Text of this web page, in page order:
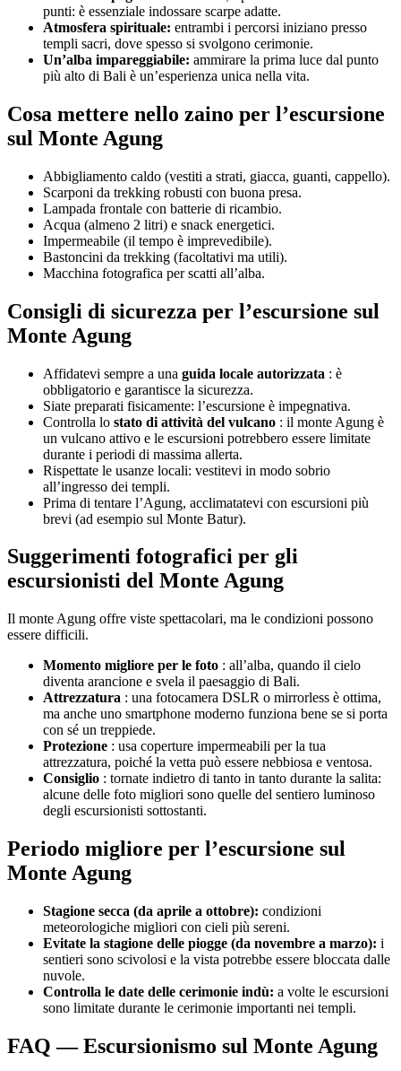
punti: è essenziale indossare scarpe adatte.
Atmosfera spirituale: entrambi i percorsi iniziano presso
templi sacri, dove spesso si svolgono cerimonie.
Un’alba impareggiabile: ammirare la prima luce dal punto
più alto di Bali è un’esperienza unica nella vita.
Cosa mettere nello zaino per l’escursione
sul Monte Agung
Abbigliamento caldo (vestiti a strati, giacca, guanti, cappello).
Scarponi da trekking robusti con buona presa.
Lampada frontale con batterie di ricambio.
Acqua (almeno 2 litri) e snack energetici.
Impermeabile (il tempo è imprevedibile).
Bastoncini da trekking (facoltativi ma utili).
Macchina fotografica per scatti all’alba.
Consigli di sicurezza per l’escursione sul
Monte Agung
Affidatevi sempre a una guida locale autorizzata : è
obbligatorio e garantisce la sicurezza.
Siate preparati fisicamente: l’escursione è impegnativa.
Controlla lo stato di attività del vulcano : il monte Agung è
un vulcano attivo e le escursioni potrebbero essere limitate
durante i periodi di massima allerta.
Rispettate le usanze locali: vestitevi in ​​modo sobrio
all’ingresso dei templi.
Prima di tentare l’Agung, acclimatatevi con escursioni più
brevi (ad esempio sul Monte Batur).
Suggerimenti fotografici per gli
escursionisti del Monte Agung
Il monte Agung offre viste spettacolari, ma le condizioni possono
essere difficili.
Momento migliore per le foto : all’alba, quando il cielo
diventa arancione e svela il paesaggio di Bali.
Attrezzatura : una fotocamera DSLR o mirrorless è ottima,
ma anche uno smartphone moderno funziona bene se si porta
con sé un treppiede.
Protezione : usa coperture impermeabili per la tua
attrezzatura, poiché la vetta può essere nebbiosa e ventosa.
Consiglio : tornate indietro di tanto in tanto durante la salita:
alcune delle foto migliori sono quelle del sentiero luminoso
degli escursionisti sottostanti.
Periodo migliore per l’escursione sul
Monte Agung
Stagione secca (da aprile a ottobre): condizioni
meteorologiche migliori con cieli più sereni.
Evitate la stagione delle piogge (da novembre a marzo): i
sentieri sono scivolosi e la vista potrebbe essere bloccata dalle
nuvole.
Controlla le date delle cerimonie indù: a volte le escursioni
sono limitate durante le cerimonie importanti nei templi.
FAQ — Escursionismo sul Monte Agung